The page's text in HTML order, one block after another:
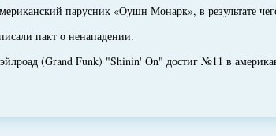
парусник «Оушн Монарк», в результате
пакт о ненападении.
(Grand Funk) "Shinin' On" достиг №11 в